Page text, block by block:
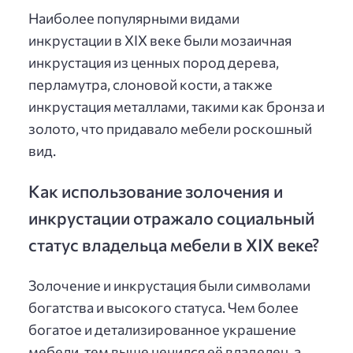
Наиболее популярными видами
инкрустации в XIX веке были мозаичная
инкрустация из ценных пород дерева,
перламутра, слоновой кости, а также
инкрустация металлами, такими как бронза и
золото, что придавало мебели роскошный
вид.
Как использование золочения и
инкрустации отражало социальный
статус владельца мебели в XIX веке?
Золочение и инкрустация были символами
богатства и высокого статуса. Чем более
богатое и детализированное украшение